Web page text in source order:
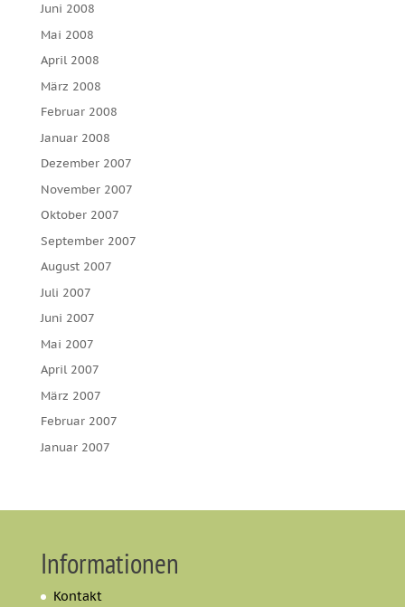
Juni 2008
Mai 2008
April 2008
März 2008
Februar 2008
Januar 2008
Dezember 2007
November 2007
Oktober 2007
September 2007
August 2007
Juli 2007
Juni 2007
Mai 2007
April 2007
März 2007
Februar 2007
Januar 2007
Informationen
Kontakt